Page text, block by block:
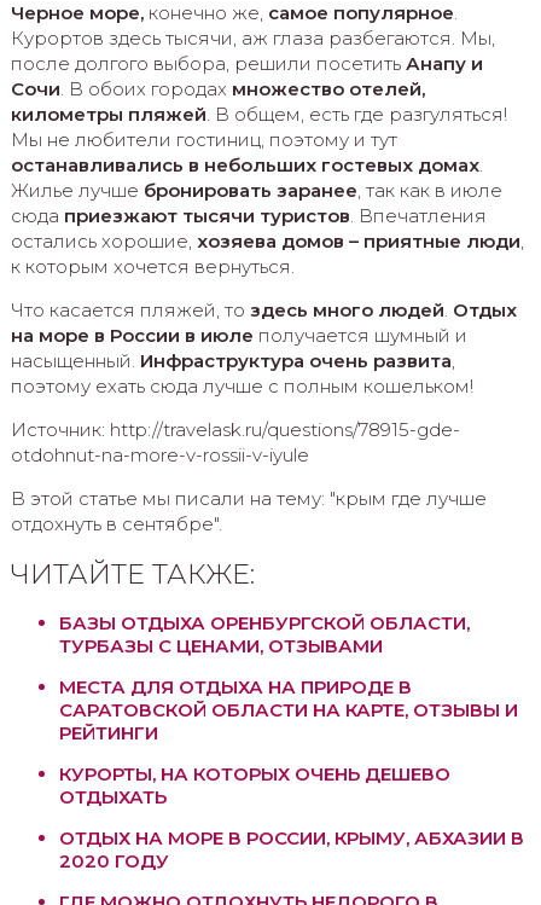
Черное море,конечно же, самое популярное.
Курортов здесь тысячи, аж глаза разбегаются. Мы,
после долгого выбора, решили посетить Анапу и
Сочи. В обоих городах множество отелей,
километры пляжей. В общем, есть где разгуляться!
Мы не любители гостиниц, поэтому и тут
останавливались в небольших гостевых домах.
Жилье лучше бронировать заранее, так как в июле
сюда приезжают тысячи туристов. Впечатления
остались хорошие, хозяева домов – приятные люди,
к которым хочется вернуться.
Что касается пляжей, то здесь много людей. Отдых
на море в России в июле получается шумный и
насыщенный. Инфраструктура очень развита,
поэтому ехать сюда лучше с полным кошельком!
Источник: http://travelask.ru/questions/78915-gde-
otdohnut-na-more-v-rossii-v-iyule
В этой статье мы писали на тему: "крым где лучше
отдохнуть в сентябре".
ЧИТАЙТЕ ТАКЖЕ:
БАЗЫ ОТДЫХА ОРЕНБУРГСКОЙ ОБЛАСТИ,
ТУРБАЗЫ С ЦЕНАМИ, ОТЗЫВАМИ
МЕСТА ДЛЯ ОТДЫХА НА ПРИРОДЕ В
САРАТОВСКОЙ ОБЛАСТИ НА КАРТЕ, ОТЗЫВЫ И
РЕЙТИНГИ
КУРОРТЫ, НА КОТОРЫХ ОЧЕНЬ ДЕШЕВО
ОТДЫХАТЬ
ОТДЫХ НА МОРЕ В РОССИИ, КРЫМУ, АБХАЗИИ В
2020 ГОДУ